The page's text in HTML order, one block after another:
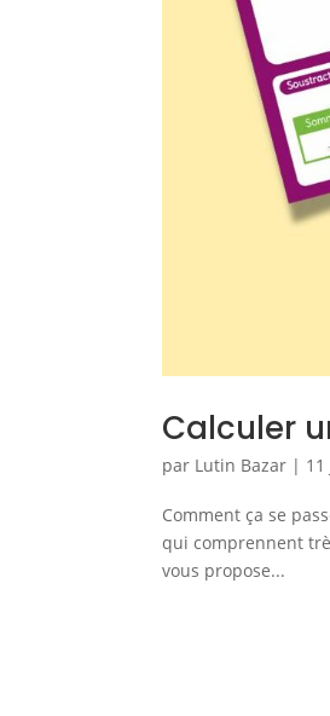
Calculer
par Lutin Bazar | 11
Comment ça se
qui comprennent
vous propose...